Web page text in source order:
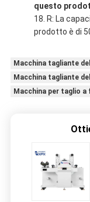
questo
R: La
prodotto è di
Macchina tagliante
Macchina tagliante
Macchina per taglio a